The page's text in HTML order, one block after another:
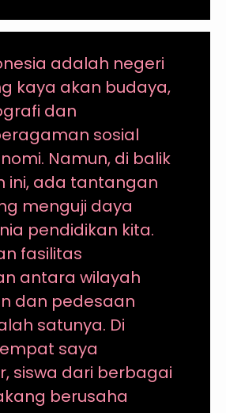
adalah negeri
kaya akan budaya,
dan
sosial
Namun, di balik
ini, ada tantangan
menguji daya
pendidikan kita.
fasilitas
antara wilayah
dan pedesaan
satunya. Di
saya
siswa dari berbagai
berusaha